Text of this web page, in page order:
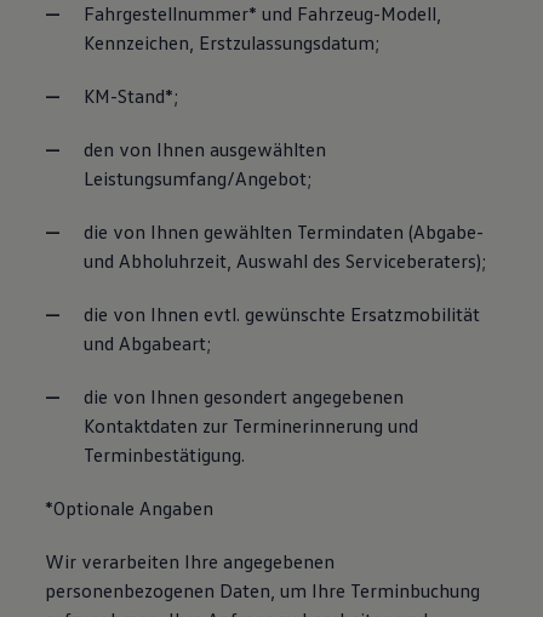
Fahrgestellnummer* und Fahrzeug-Modell,
Kennzeichen, Erstzulassungsdatum;
KM-Stand*;
den von Ihnen ausgewählten
Leistungsumfang/Angebot;
die von Ihnen gewählten Termindaten (Abgabe-
und Abholuhrzeit, Auswahl des Serviceberaters);
die von Ihnen evtl. gewünschte Ersatzmobilität
und Abgabeart;
die von Ihnen gesondert angegebenen
Kontaktdaten zur Terminerinnerung und
Terminbestätigung.
*Optionale Angaben
Wir verarbeiten Ihre angegebenen
personenbezogenen Daten, um Ihre Terminbuchung